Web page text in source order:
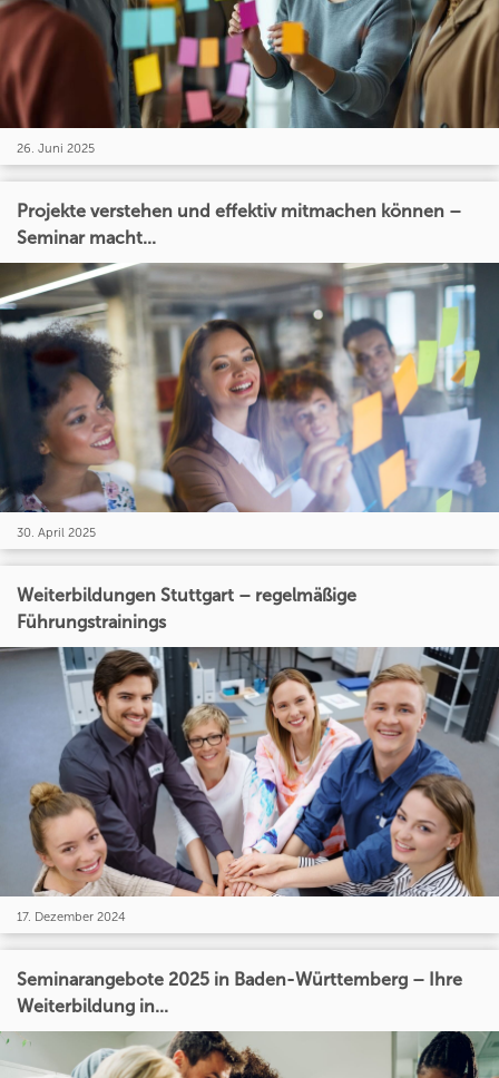
26. Juni 2025
Projekte verstehen und effektiv mitmachen können –
Seminar macht...
30. April 2025
Weiterbildungen Stuttgart – regelmäßige
Führungstrainings
17. Dezember 2024
Seminarangebote 2025 in Baden-Württemberg – Ihre
Weiterbildung in...